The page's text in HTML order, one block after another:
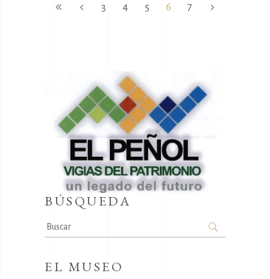
3 4 5 6 7
BÚSQUEDA
Search
for:
EL MUSEO